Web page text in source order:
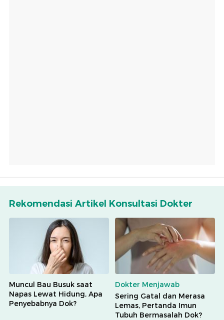
Rekomendasi Artikel Konsultasi Dokter
Muncul Bau Busuk saat
Napas Lewat Hidung, Apa
Penyebabnya Dok?
Dokter Menjawab
Sering Gatal dan Merasa
Lemas, Pertanda Imun
Tubuh Bermasalah Dok?